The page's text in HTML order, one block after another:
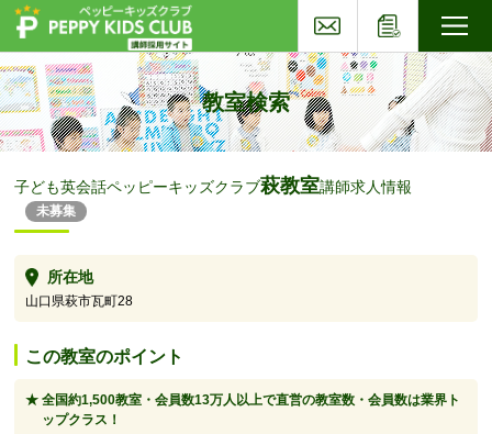
教室検索
子ども英会話ペッピーキッズクラブ萩教室講師求人情報
未募集
所在地
山口県萩市瓦町28
この教室のポイント
全国約1,500教室・会員数13万人以上で直営の教室数・会員数は業界ト
ップクラス！